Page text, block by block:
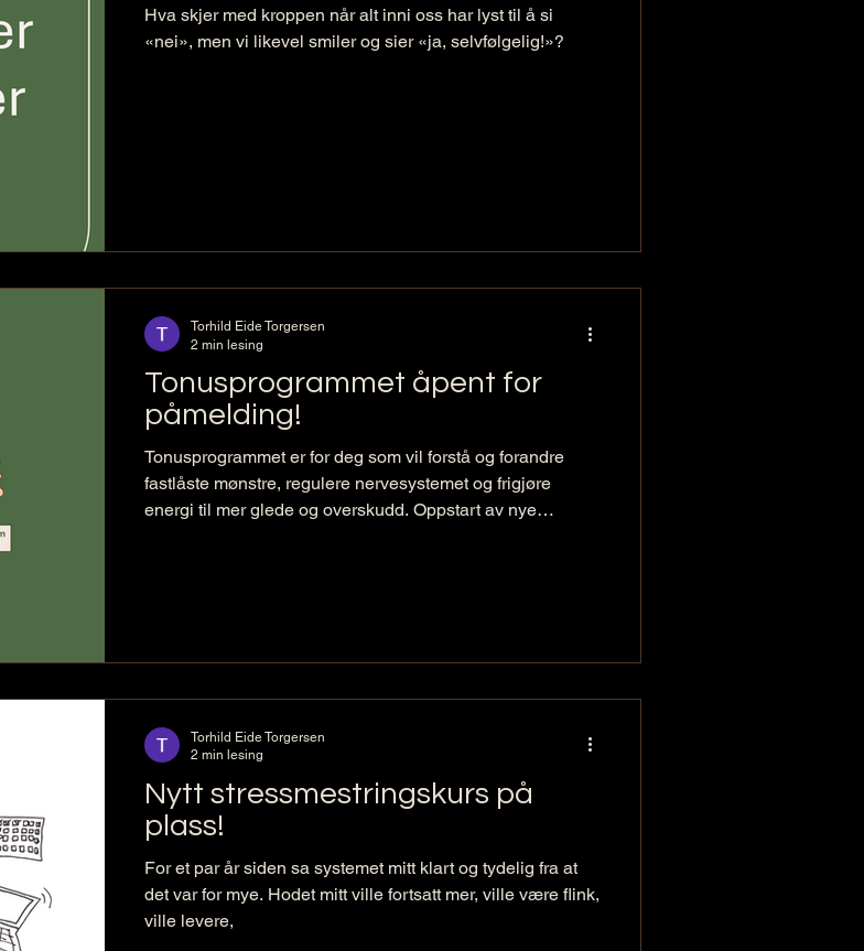
Hva skjer med kroppen når alt inni oss har lyst til å si
«nei», men vi likevel smiler og sier «ja, selvfølgelig!»?
Tonusprogrammet åpent for
påmelding!
Tonusprogrammet er for deg som vil forstå og forandre
fastlåste mønstre, regulere nervesystemet og frigjøre
energi til mer glede og overskudd. Oppstart av nye
Torhild Eide Torgersen
2 min lesing
Nytt stressmestringskurs på
plass!
For et par år siden sa systemet mitt klart og tydelig fra at
det var for mye. Hodet mitt ville fortsatt mer, ville være flink,
ville levere,
Torhild Eide Torgersen
2 min lesing